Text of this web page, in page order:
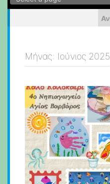
για:
Μήνας: Ιούνιος 2025